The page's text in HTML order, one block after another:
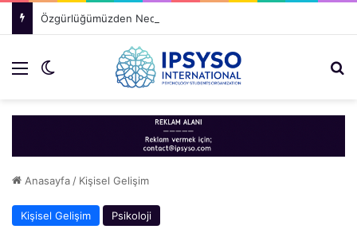
Özgürlüğümüzden Neden Vazgeçeriz?
Menü Dış görünümü değiştir
Anasayfa / Kişisel Gelişim
Kişisel Gelişim Psikoloji